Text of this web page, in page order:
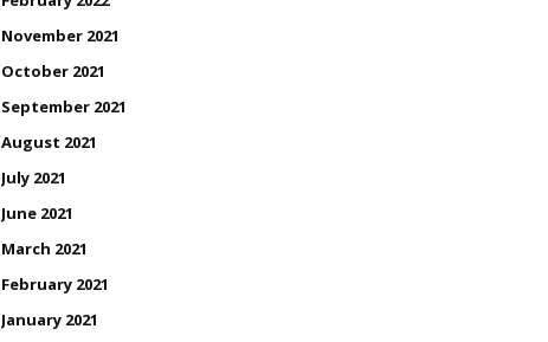
November 2021
October 2021
September 2021
August 2021
July 2021
June 2021
March 2021
February 2021
January 2021